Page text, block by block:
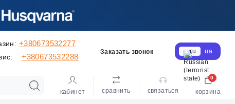
+380673532277
+380673532288
Заказать звонок ru ua
кабинет сравнить cвязаться корзина
0